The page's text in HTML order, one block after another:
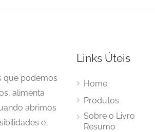
que podemos
alimenta
abrimos
e
Links Úteis
Home
Produtos
Sobre o Livro
Resumo